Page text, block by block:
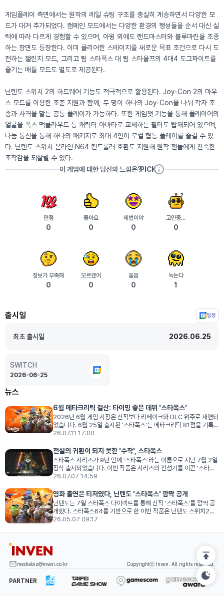
게임플레이 측면에서는 원작의 레일 슈팅 구조를 충실히 계승하면서 다양한 모
드가 대거 추가되었다. 캠페인 모드에서는 다양한 환경의 행성들을 순서 대신 실
력에 따라 다르게 경험할 수 있으며, 아윙 외에도 랜드마스터와 블루마린을 조종
하는 장면도 등장한다. 이미 클리어한 스테이지를 새로운 목표 조건으로 다시 도
전하는 챌린지 모드, 그리고 팀 스타폭스 대 팀 스타울프의 4대4 도그파이트를
즐기는 배틀 모드도 별도로 제공된다.
닌텐도 스위치 2의 하드웨어 기능도 적극적으로 활용된다. Joy-Con 2의 마우
스 모드를 이용한 조준 지원과 함께, 두 명이 하나의 Joy-Con을 나눠 각자 조
종과 사격을 맡는 공동 플레이가 가능하다. 또한 게임챗 기능을 통해 플레이어의
얼굴을 폭스 맥클라우드 등 캐릭터 아바타로 교체하는 필터도 탑재되어 있으며,
나눔 통신을 통해 하나의 패키지로 최대 4인이 로컬 협동 플레이를 즐길 수 있
다. 닌텐도 스위치 온라인 N64 컨트롤러 호환도 지원해 원작 팬들에게 친숙한
조작감을 되살릴 수 있다.
이 게임에 대한 당신의 느낌은?PICK
만점
0
좋아요
0
제법이야
0
고민중...
0
정보가 부족해
0
모르겠어
0
울음
0
녹는다
1
출시일 일정
출
시
최초 출시일 2026.06.25
SWITCH
2026-06-25
뉴스
6월 메타크리틱 결산: 타이밍 좋은 데뷔 '스타폭스'
2026년 6월 게임 시장은 신작보다 리메이크와 DLC 위주로 재편되
었습니다. 6월 25일 출시된 '스타폭스'는 메타크리틱 81점을 기록하
며 아쉬운 수작이라는 평가를 받았고, 18일에는 '데이브 더 다이버:
이 크라이: 데빌 헌터 에디션'이 각각 공개되며 치열한 순위 경쟁을
펼쳤습니다. 다양한 고전 IP의 재해석이 돋보인 한 달이었습니다.
26.07.11 17:00
전설의 귀환이 되지 못한 '수작', 스타폭스
스타폭스 시리즈가 9년 만에 '스타폭스'라는 이름으로 지난 7월 2일
정식 출시되었습니다. 이번 작품은 시리즈의 전성기를 이끈 '스타폭
스64'를 현대적으로 리메이크한 타이틀로, 진일보한 비주얼과 깊이
성은 시리즈의 새로운 도약을 기대한 팬들에게 아쉬움을 남기며, 이
제는 과거의 영광을 답습하기보다 새로운 길을 개척해야 할 시점이라
는 평가를 받고 있습니다.
26.07.07 14:59
영화 출연은 티저였다, 닌텐도 '스타폭스' 깜짝 공개
닌텐도는 7일 스타폭스 다이렉트를 통해 신작 ‘스타폭스’를 깜짝 공
개했다. 스타폭스64를 기반으로 한 이번 작품은 닌텐도 스위치2로
출시되며 한국어 음성 더빙이 포함된다. 게임은 6월 25일 글로벌 출
26.05.07 09:17
mediabiz@inven.co.kr Copyrightⓒ Inven. All rights reserved.
PARTNER